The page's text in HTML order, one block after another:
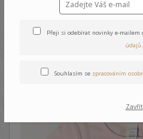
Dětské triko
Přeji si odebírat novinky e-mailem
údajů.
Souhlasím se zpracováním
Zavřít